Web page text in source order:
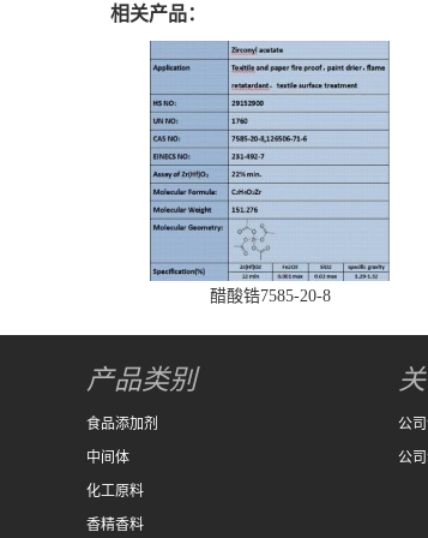
相关产品：
醋酸锆7585-20-8
产品类别
食品添加剂
中间体
化工原料
香精香料
公
公